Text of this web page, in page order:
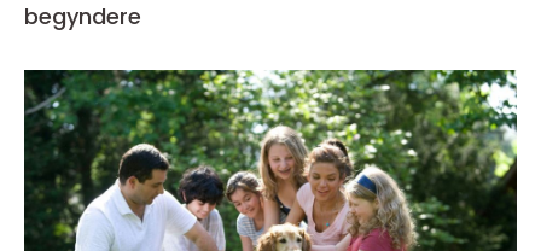
begyndere